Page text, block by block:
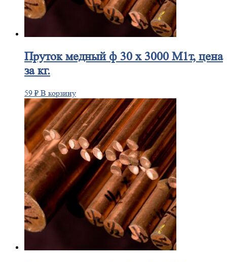
Прутокмедный ф 30 х 3000 М1т, цена
за кг.
59 ₽ В корзину